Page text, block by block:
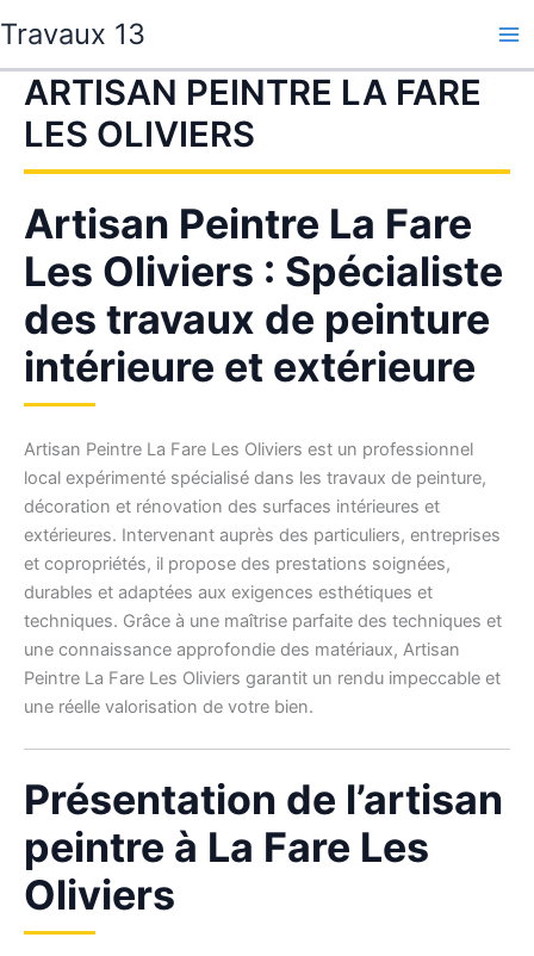
au
contenu
Travaux 13
ARTISAN PEINTRE LA FARE
LES OLIVIERS
Artisan Peintre La Fare
Les Oliviers : Spécialiste
des travaux de peinture
intérieure et extérieure
Artisan Peintre La Fare Les Oliviers est un professionnel
local expérimenté spécialisé dans les travaux de peinture,
décoration et rénovation des surfaces intérieures et
extérieures. Intervenant auprès des particuliers, entreprises
et copropriétés, il propose des prestations soignées,
durables et adaptées aux exigences esthétiques et
techniques. Grâce à une maîtrise parfaite des techniques et
une connaissance approfondie des matériaux, Artisan
Peintre La Fare Les Oliviers garantit un rendu impeccable et
une réelle valorisation de votre bien.
Présentation de l’artisan
peintre à La Fare Les
Oliviers